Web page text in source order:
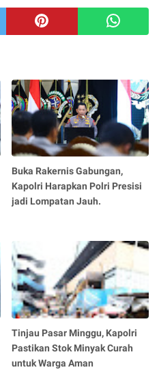
Buka Rakernis Gabungan,
Kapolri Harapkan Polri Presisi
jadi Lompatan Jauh.
Tinjau Pasar Minggu, Kapolri
Pastikan Stok Minyak Curah
untuk Warga Aman